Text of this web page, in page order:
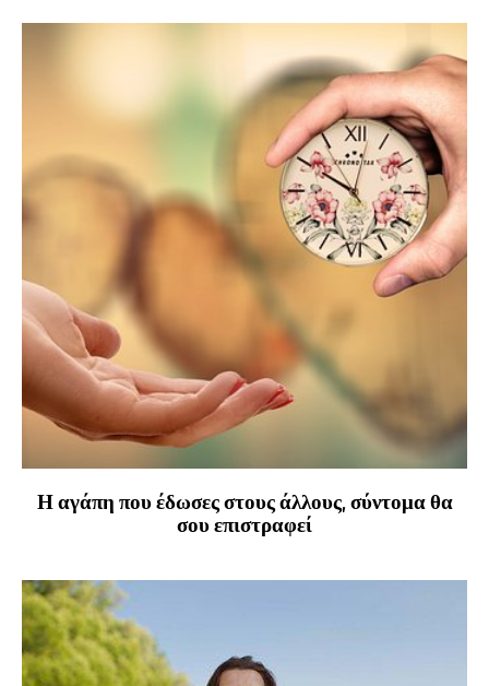
Η αγάπη που έδωσες στους άλλους, σύντομα θα
σου επιστραφεί